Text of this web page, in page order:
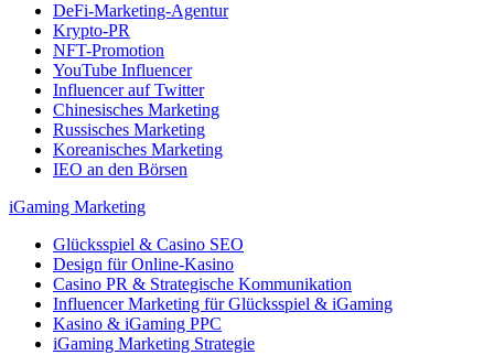
DeFi-Marketing-Agentur
Krypto-PR
NFT-Promotion
YouTube Influencer
Influencer auf Twitter
Chinesisches Marketing
Russisches Marketing
Koreanisches Marketing
IEO an den Börsen
iGaming Marketing
Glücksspiel & Casino SEO
Design für Online-Kasino
Casino PR & Strategische Kommunikation
Influencer Marketing für Glücksspiel & iGaming
Kasino & iGaming PPC
iGaming Marketing Strategie